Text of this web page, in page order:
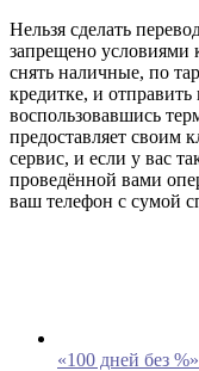
Нельзя сделать
запрещено условиями
снять наличные, по
кредитке, и отправить
воспользовавшись
предоставляет своим
сервис, и если у вас
проведённой вами
ваш телефон с сумой
«100 дней без